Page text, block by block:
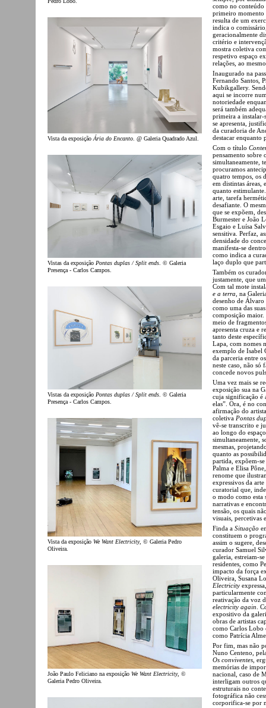
Vista da exposição Ária do Encanto . @ Galeria Quadrado Azul.
Vistas da exposição Pontas duplas / Split ends. © Galeria
Presença - Carlos Campos.
Vistas da exposição Pontas duplas / Split ends. © Galeria
Presença - Carlos Campos.
Vista da exposição We Want Electricity, © Galeria Pedro
Oliveira.
João Paulo Feliciano na exposição We Want Electricity, ©
Galeria Pedro Oliveira.
como no
primeiro momento
resulta de um
indica o
geracionalmente
critério e
mostra coletiva
respetivo espaço
relações, ao
Inaugurado na
Fernando Santos,
Kubikgallery.
aqui se incorre
notoriedade
será também
primeira a instalar-
se apresenta,
da curadoria de
destacar enquanto
Com o título
pensamento sobre
simultaneamente,
procuramos
quatro tempos, os
em distintas áreas,
quanto
arte, tarefa
desafiante. O
que se expõem,
Burmester e João
Esgaio e Luísa
sensitiva. Perfaz,
densidade do
manifesta-se
como indica a
laço duplo que
Também os
justamente, que
Com tal mote
e a terra , na
desenho de
como uma das
composição
meio de
apresenta cruza e
tanto deste
Lapa, com nomes
exemplo de Isabel
da parceria entre
neste caso, não só
concede novos
Uma vez mais se
exposição sua na
cuja significação é
elas”. Ora, é no
afirmação do
coletiva Pontas
vê-se transcrito e
ao longo do
simultaneamente,
mesmas,
quanto as
partida, expõem-
Palma e Elisa
renome que
expressivos da
curatorial que,
o modo como esta
narrativas e
tensão, os quais
visuais, percetivas
Finda a Situação
constituem o
assim o sugere,
curador Samuel
galeria, estreiam-
residentes, como
impacto da força
Oliveira, Susana
Electricity
particularmente
reativação da voz
electricity again .
expositivo da
obras de artistas
como Carlos Lobo
como Patrícia
Por fim, mas não
Nuno Centeno,
Os conviventes ,
memórias de
nacional, caso de
interligam outros
estruturais no
fotográfica não
corporifica-se por